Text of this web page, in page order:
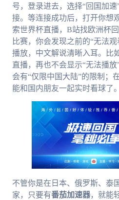
号，登录进去，选择“回国加
接。等连接成功后，打开你想
索世界杯直播，B站找欧洲杯
比赛，你会发现之前的“无法
播放，中文解说清晰入耳。比
直播，再也不会显示“无法播
会有“仅限中国大陆”的限制；
能和国内朋友一起实时看球了。
不管你是在日本、俄罗斯、泰
家，只要有番茄加速器，就能